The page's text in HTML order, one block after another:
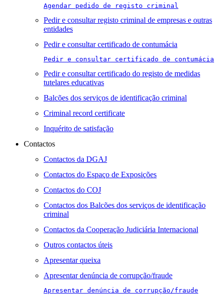
Agendar pedido de registo criminal
Pedir e consultar registo criminal de empresas e outras
entidades
Pedir e consultar certificado de contumácia
Pedir e consultar certificado de contumácia
Pedir e consultar certificado do registo de medidas
tutelares educativas
Balcões dos serviços de identificação criminal
Criminal record certificate
Inquérito de satisfação
Contactos
Contactos da DGAJ
Contactos do Espaço de Exposições
Contactos do COJ
Contactos dos Balcões dos serviços de identificação
criminal
Contactos da Cooperação Judiciária Internacional
Outros contactos úteis
Apresentar queixa
Apresentar denúncia de corrupção/fraude
Apresentar denúncia de corrupção/fraude